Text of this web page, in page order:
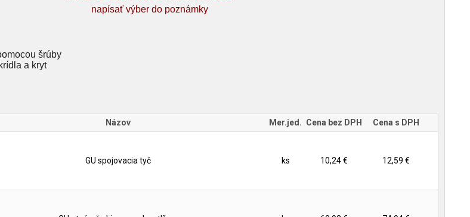
napísať výber do poznámky
šrúby
a kryt
Názov Mer.jed. Cena bez DPH Cena s DPH
GU spojovacia tyč ks 10,24 € 12,59 €